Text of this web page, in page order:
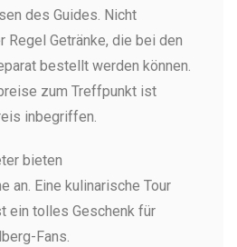
des Guides. Nicht
Regel Getränke, die bei den
bestellt werden können.
zum Treffpunkt ist
inbegriffen.
bieten
an. Eine kulinarische Tour
ein tolles Geschenk für
Fans.